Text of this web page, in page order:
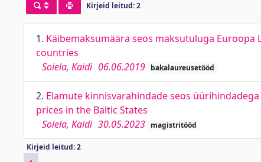
Kirjeid leitud: 2
1. Käibemaksumäära seos maksutuluga
countries
Soiela, Kaidi 06.06.2019 bakalaureusetööd
2. Elamute kinnisvarahindade seos
prices in the Baltic States
Soiela, Kaidi 30.05.2023 magistritööd
Kirjeid leitud: 2